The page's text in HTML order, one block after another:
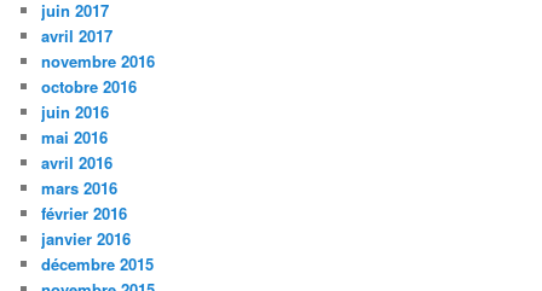
juin 2017
avril 2017
novembre 2016
octobre 2016
juin 2016
mai 2016
avril 2016
mars 2016
février 2016
janvier 2016
décembre 2015